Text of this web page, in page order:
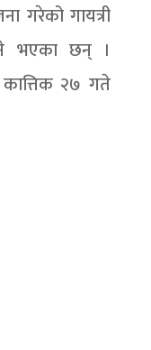
गरेको गायत्री
भएका छन् ।
कात्तिक २७ गते